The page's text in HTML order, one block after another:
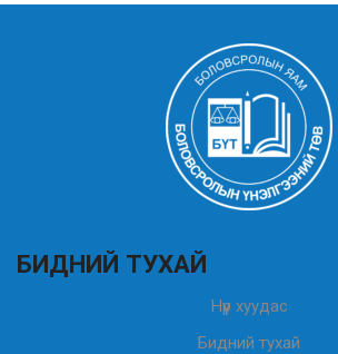
БИДНИЙ ТУХАЙ
Нүүр хуудас
Бидний тухай